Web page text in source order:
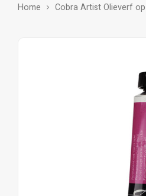
Home Cobra Artist Olieverf